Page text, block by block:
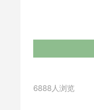
6888人浏览